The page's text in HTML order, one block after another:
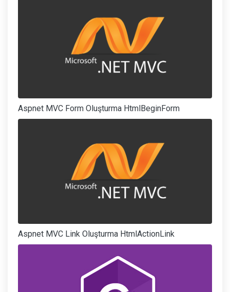
Aspnet MVC Form Oluşturma HtmlBeginForm
Aspnet MVC Link Oluşturma HtmlActionLink